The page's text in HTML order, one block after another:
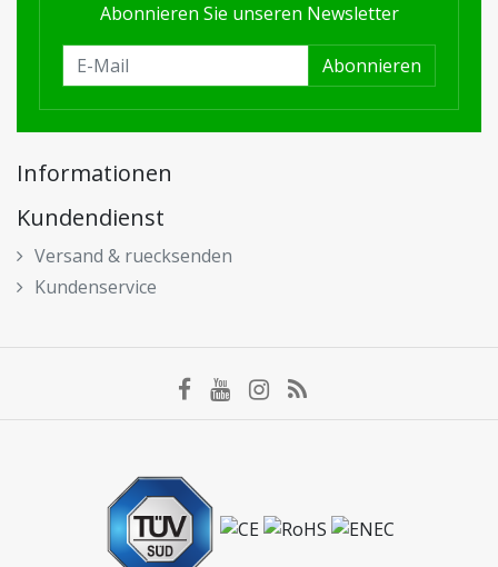
Abonnieren Sie unseren Newsletter
Abonnieren
Informationen
Kundendienst
Versand & ruecksenden
Kundenservice